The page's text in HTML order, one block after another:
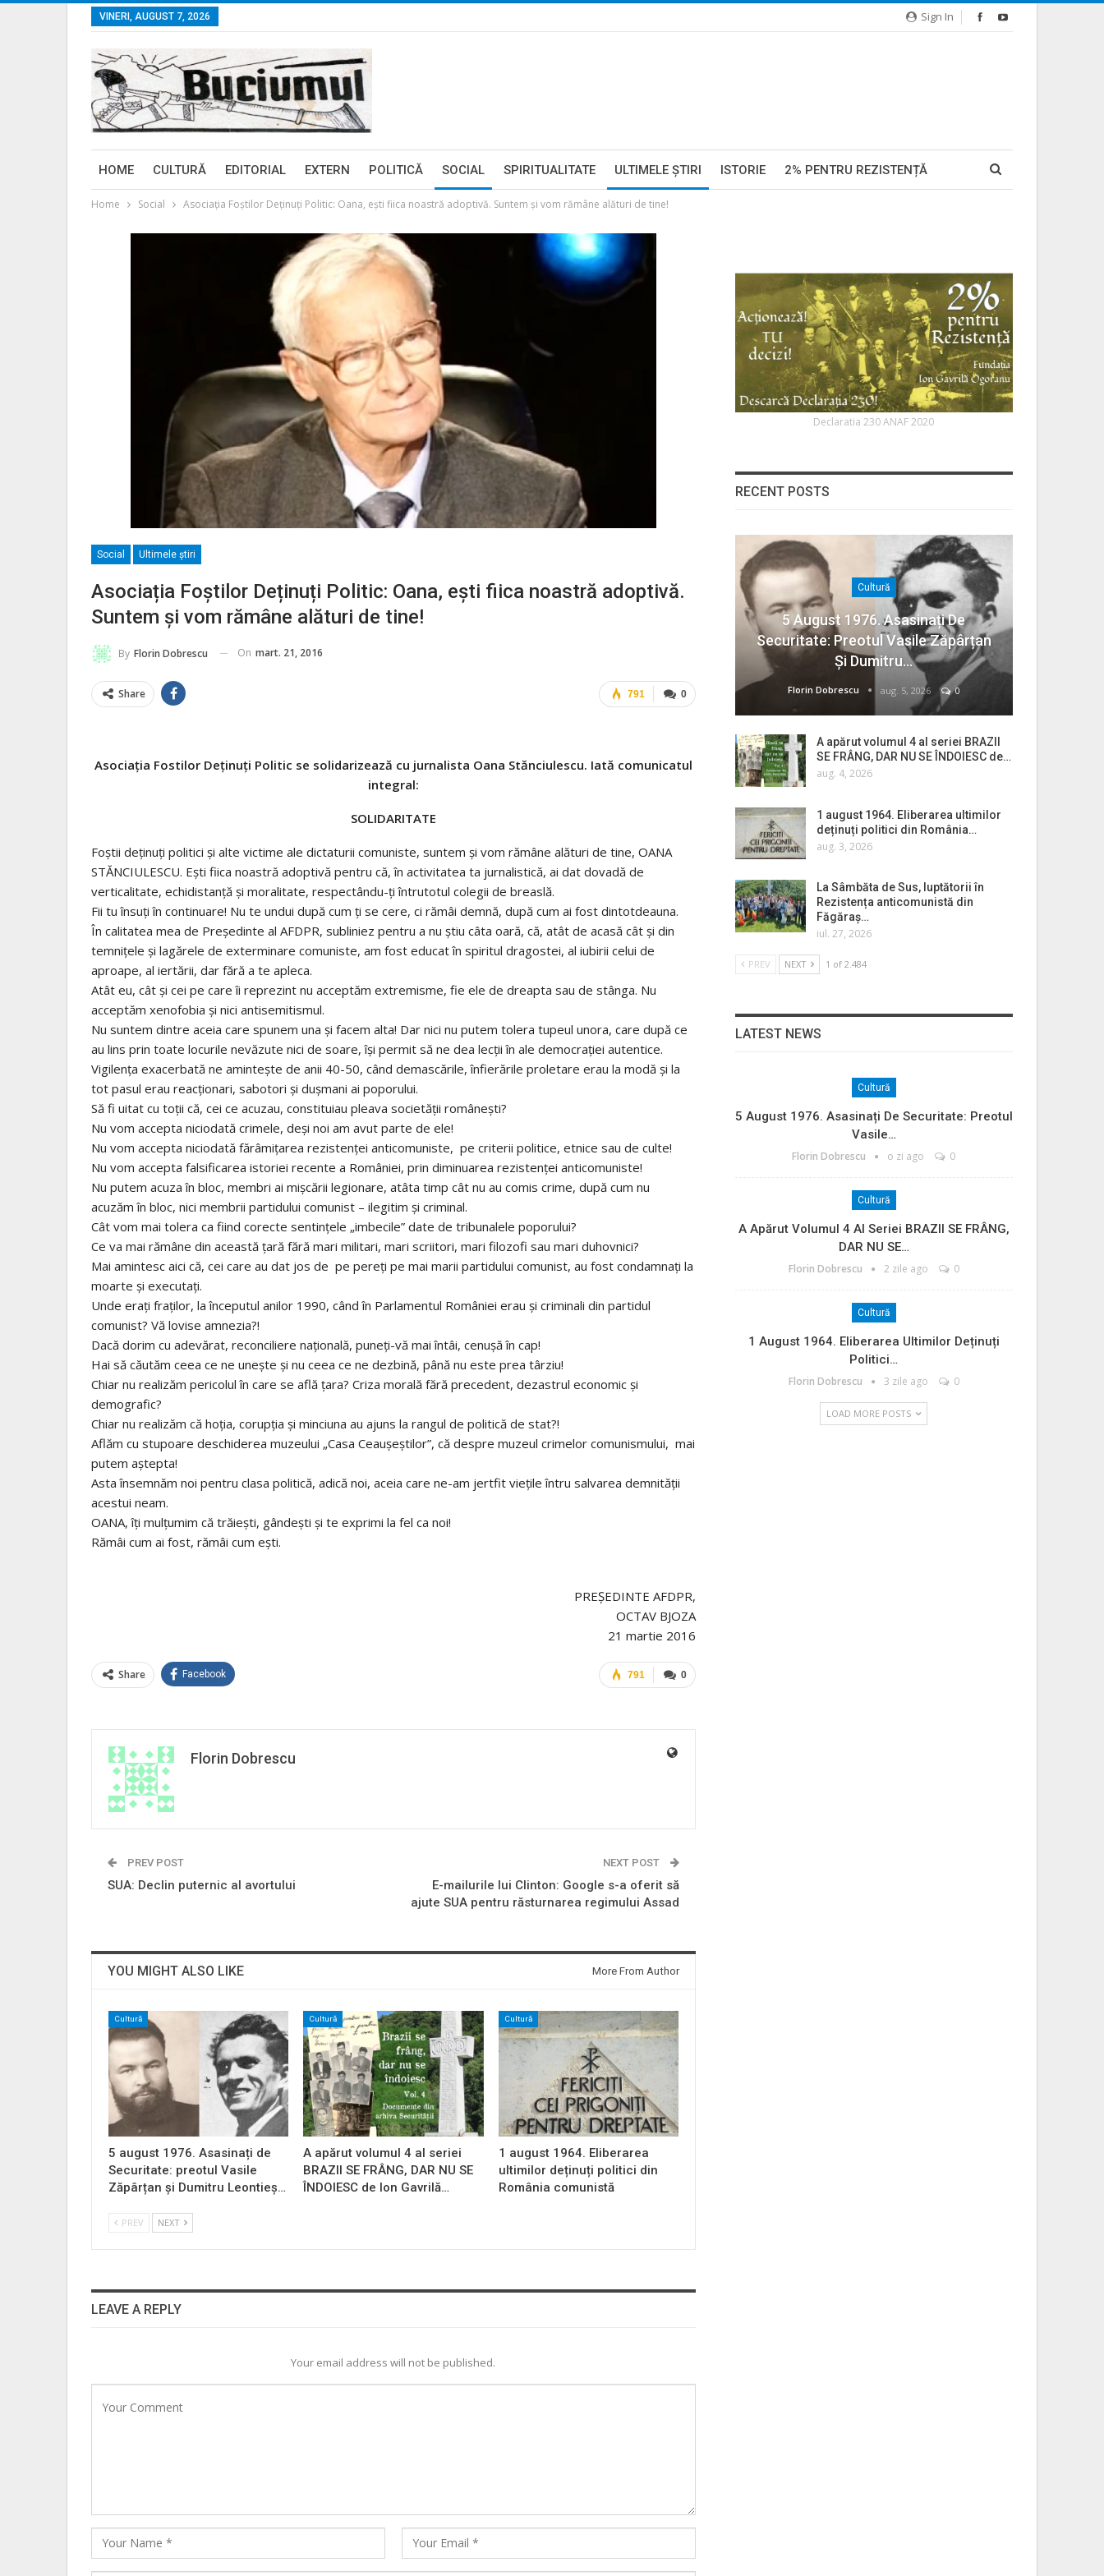
Sign In
VINERI, AUGUST 7, 2026
HOME CULTURĂ EDITORIAL EXTERN POLITICĂ SOCIAL SPIRITUALITATE ULTIMELE ŞTIRI ISTORIE 2% PENTRU REZISTENȚĂ
Home Social Asociația Foștilor Deținuți Politic: Oana, ești fiica noastră adoptivă. Suntem şi vom rămâne alături de tine!
Social Ultimele ştiri
Asociația Foștilor Deținuți Politic: Oana, ești fiica noastră adoptivă.
Suntem şi vom rămâne alături de tine!
By Florin Dobrescu On mart. 21, 2016
0
791
Share
Asociația Fostilor Deținuți Politic se solidarizează cu jurnalista Oana Stănciulescu. Iată comunicatul
integral:
SOLIDARITATE
Foştii deţinuţi politici şi alte victime ale dictaturii comuniste, suntem şi vom rămâne alături de tine, OANA
STĂNCIULESCU. Eşti fiica noastră adoptivă pentru că, în activitatea ta jurnalistică, ai dat dovadă de
verticalitate, echidistanţă şi moralitate, respectându-ţi întrutotul colegii de breaslă.
Fii tu însuţi în continuare! Nu te undui după cum ţi se cere, ci rămâi demnă, după cum ai fost dintotdeauna.
În calitatea mea de Preşedinte al AFDPR, subliniez pentru a nu ştiu câta oară, că, atât de acasă cât şi din
temniţele şi lagărele de exterminare comuniste, am fost educat în spiritul dragostei, al iubirii celui de
aproape, al iertării, dar fără a te apleca.
Atât eu, cât şi cei pe care îi reprezint nu acceptăm extremisme, fie ele de dreapta sau de stânga. Nu
acceptăm xenofobia şi nici antisemitismul.
Nu suntem dintre aceia care spunem una şi facem alta! Dar nici nu putem tolera tupeul unora, care după ce
au lins prin toate locurile nevăzute nici de soare, îşi permit să ne dea lecţii în ale democraţiei autentice.
Vigilenţa exacerbată ne aminteşte de anii 40-50, când demascările, înfierările proletare erau la modă şi la
tot pasul erau reacţionari, sabotori şi duşmani ai poporului.
Să fi uitat cu toţii că, cei ce acuzau, constituiau pleava societăţii româneşti?
Nu vom accepta niciodată crimele, deşi noi am avut parte de ele!
Nu vom accepta niciodată fărâmiţarea rezistenţei anticomuniste, pe criterii politice, etnice sau de culte!
Nu vom accepta falsificarea istoriei recente a României, prin diminuarea rezistenţei anticomuniste!
Nu putem acuza în bloc, membri ai mişcării legionare, atâta timp cât nu au comis crime, după cum nu
acuzăm în bloc, nici membrii partidului comunist – ilegitim şi criminal.
Cât vom mai tolera ca fiind corecte sentinţele „imbecile” date de tribunalele poporului?
Ce va mai rămâne din această ţară fără mari militari, mari scriitori, mari filozofi sau mari duhovnici?
Mai amintesc aici că, cei care au dat jos de pe pereţi pe mai marii partidului comunist, au fost condamnaţi la
moarte şi executaţi.
Unde eraţi fraţilor, la începutul anilor 1990, când în Parlamentul României erau şi criminali din partidul
comunist? Vă lovise amnezia?!
Dacă dorim cu adevărat, reconciliere naţională, puneţi-vă mai întâi, cenuşă în cap!
Hai să căutăm ceea ce ne uneşte şi nu ceea ce ne dezbină, până nu este prea târziu!
Chiar nu realizăm pericolul în care se află ţara? Criza morală fără precedent, dezastrul economic şi
demografic?
Chiar nu realizăm că hoţia, corupţia şi minciuna au ajuns la rangul de politică de stat?!
Aflăm cu stupoare deschiderea muzeului „Casa Ceauşeştilor”, că despre muzeul crimelor comunismului, mai
putem aştepta!
Asta însemnăm noi pentru clasa politică, adică noi, aceia care ne-am jertfit vieţile întru salvarea demnităţii
acestui neam.
OANA, îţi mulţumim că trăieşti, gândeşti şi te exprimi la fel ca noi!
Rămâi cum ai fost, rămâi cum eşti.
PREŞEDINTE AFDPR,
OCTAV BJOZA
21 martie 2016
0
791
Share Facebook
Florin Dobrescu
PREV POST
SUA: Declin puternic al avortului
NEXT POST
E-mailurile lui Clinton: Google s-a oferit să
ajute SUA pentru răsturnarea regimului Assad
YOU MIGHT ALSO LIKE More From Author
Cultură
5 august 1976. Asasinați de
Securitate: preotul Vasile
Zăpârțan și Dumitru Leontieș…
Cultură
A apărut volumul 4 al seriei
BRAZII SE FRÂNG, DAR NU SE
ÎNDOIESC de Ion Gavrilă…
Cultură
1 august 1964. Eliberarea
ultimilor deținuți politici din
România comunistă
PREV NEXT
LEAVE A REPLY
Your email address will not be published.
Declaratia 230 ANAF 2020
RECENT POSTS
Cultură
5 August 1976. Asasinați De
Securitate: Preotul Vasile Zăpârțan
Și Dumitru…
Florin Dobrescu aug. 5, 2026 0
A apărut volumul 4 al seriei BRAZII
SE FRÂNG, DAR NU SE ÎNDOIESC de…
aug. 4, 2026
1 august 1964. Eliberarea ultimilor
deținuți politici din România…
aug. 3, 2026
La Sâmbăta de Sus, luptătorii în
Rezistența anticomunistă din
Făgăraș…
iul. 27, 2026
PREV NEXT 1 of 2.484
LATEST NEWS
Cultură
5 August 1976. Asasinați De Securitate: Preotul
Vasile…
Florin Dobrescu o zi ago 0
Cultură
A Apărut Volumul 4 Al Seriei BRAZII SE FRÂNG,
DAR NU SE…
Florin Dobrescu 2 zile ago 0
Cultură
1 August 1964. Eliberarea Ultimilor Deținuți
Politici…
Florin Dobrescu 3 zile ago 0
LOAD MORE POSTS